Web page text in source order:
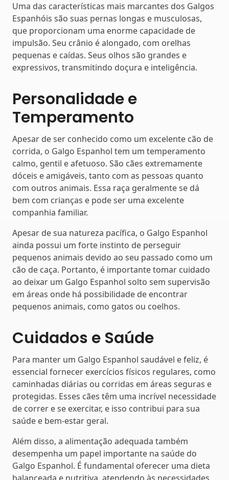
Uma das características mais marcantes dos Galgos
Espanhóis são suas pernas longas e musculosas,
que proporcionam uma enorme capacidade de
impulsão. Seu crânio é alongado, com orelhas
pequenas e caídas. Seus olhos são grandes e
expressivos, transmitindo doçura e inteligência.
Personalidade e
Temperamento
Apesar de ser conhecido como um excelente cão de
corrida, o Galgo Espanhol tem um temperamento
calmo, gentil e afetuoso. São cães extremamente
dóceis e amigáveis, tanto com as pessoas quanto
com outros animais. Essa raça geralmente se dá
bem com crianças e pode ser uma excelente
companhia familiar.
Apesar de sua natureza pacífica, o Galgo Espanhol
ainda possui um forte instinto de perseguir
pequenos animais devido ao seu passado como um
cão de caça. Portanto, é importante tomar cuidado
ao deixar um Galgo Espanhol solto sem supervisão
em áreas onde há possibilidade de encontrar
pequenos animais, como gatos ou coelhos.
Cuidados e Saúde
Para manter um Galgo Espanhol saudável e feliz, é
essencial fornecer exercícios físicos regulares, como
caminhadas diárias ou corridas em áreas seguras e
protegidas. Esses cães têm uma incrível necessidade
de correr e se exercitar, e isso contribui para sua
saúde e bem-estar geral.
Além disso, a alimentação adequada também
desempenha um papel importante na saúde do
Galgo Espanhol. É fundamental oferecer uma dieta